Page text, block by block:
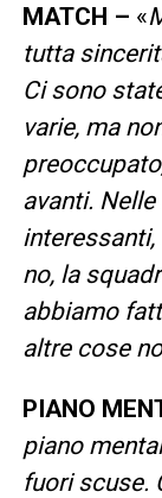
MATCH – «
tutta
Ci sono
varie, ma
avanti.
no, la
abbiamo
altre cose
PIANO
piano
fuori scuse.